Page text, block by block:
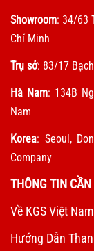
Showroom: 34/63
Chí Minh
Trụ sở: 83/17
Hà Nam: 134B
Nam
Korea: Seoul,
Company
THÔNG TIN
Về KGS Việt Nam
Hướng Dẫn